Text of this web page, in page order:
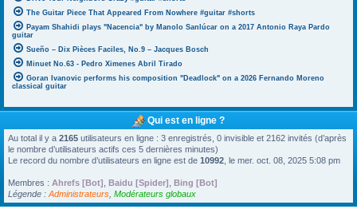
The Guitar Piece That Appeared From Nowhere #guitar #shorts
Payam Shahidi plays "Nacencia" by Manolo Sanlúcar on a 2017 Antonio Raya Pardo
guitar
Sueño – Dix Pièces Faciles, No.9 – Jacques Bosch
Minuet No.63 - Pedro Ximenes Abril Tirado
Goran Ivanovic performs his composition "Deadlock" on a 2026 Fernando Moreno
classical guitar
Qui est en ligne ?
Au total il y a 2165 utilisateurs en ligne : 3 enregistrés, 0 invisible et 2162 invités (d’après
le nombre d’utilisateurs actifs ces 5 dernières minutes)
Le record du nombre d’utilisateurs en ligne est de 10992 , le mer. oct. 08, 2025 5:08 pm
Membres : Ahrefs [Bot] Baidu [Spider] Bing [Bot]
Légende : Administrateurs Modérateurs globaux